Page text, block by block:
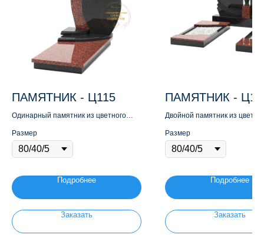
ПАМЯТНИК - Ц115
Одинарный памятник из цветного
Размер
Подробнее
Заказать
ПАМЯТНИК -
Двойной памятник из
Размер
Подробнее
Заказать